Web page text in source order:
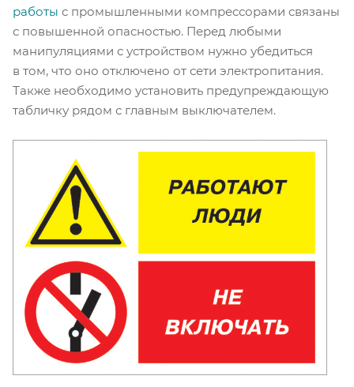
работы с промышленными компрессорами связаны
с повышенной опасностью. Перед любыми
манипуляциями с устройством нужно убедиться
в том, что оно отключено от сети электропитания.
Также необходимо установить предупреждающую
табличку рядом с главным выключателем.